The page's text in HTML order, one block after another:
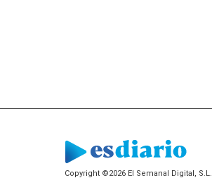
Copyright ©2026 El Semanal Digital, S.L.